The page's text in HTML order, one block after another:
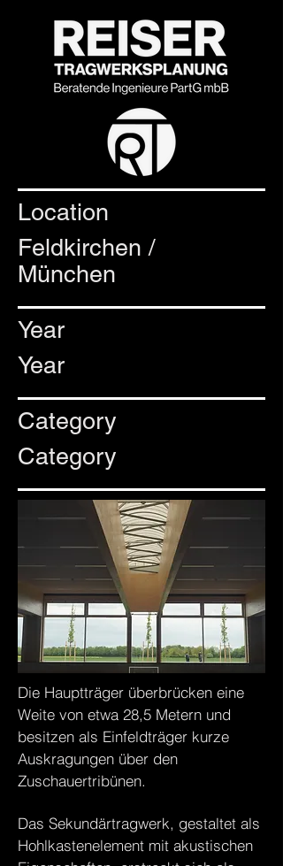
Location
Feldkirchen /
München
Year
Year
Category
Category
Die Hauptträger überbrücken eine
Weite von etwa 28,5 Metern und
besitzen als Einfeldträger kurze
Auskragungen über den
Zuschauertribünen.
Das Sekundärtragwerk, gestaltet als
Hohlkastenelement mit akustischen